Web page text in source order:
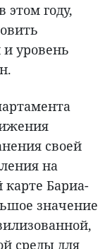
году,
уровень
своей
на
Бариа-
значение
среды для